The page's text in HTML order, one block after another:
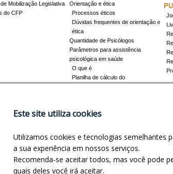
Mobilização Legislativa
do CFP
Orientação e ética
Processos éticos
Dúvidas frequentes de orientação e
ética
Quantidade de Psicólogos
Parâmetros para assistência
psicológica em saúde
O que é
Planilha de cálculo do
Registro de Especialista
Cursos credenciados
Este site utiliza cookies
Utilizamos cookies e tecnologias semelhantes
a sua experiência em nossos serviços.
Recomenda-se aceitar todos, mas você pode
quais deles você irá aceitar.